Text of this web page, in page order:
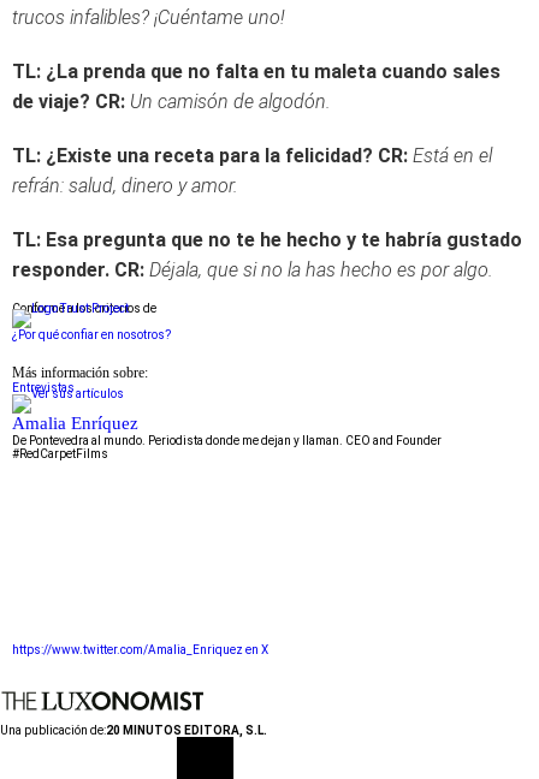
trucos infalibles? ¡Cuéntame uno!
TL: ¿La prenda que no falta en tu maleta cuando sales
de viaje? CR: Un camisón de algodón.
TL: ¿Existe una receta para la felicidad? CR: Está en el
refrán: salud, dinero y amor.
TL: Esa pregunta que no te he hecho y te habría gustado
responder. CR: Déjala, que si no la has hecho es por algo.
Conforme a los criterios de
¿Por qué confiar en nosotros?
Más información sobre:
Entrevistas
Amalia Enríquez
De Pontevedra al mundo. Periodista donde me dejan y llaman. CEO and Founder
#RedCarpetFilms
https://www.twitter.com/Amalia_Enriquez en X
Una publicación de:20 MINUTOS EDITORA, S.L.